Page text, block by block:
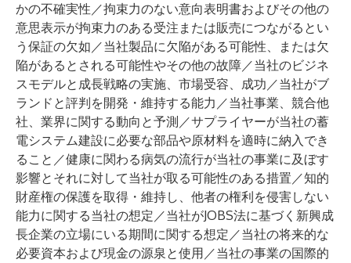
かの不確実性／拘束力のない意向表明書およびその他の
意思表示が拘束力のある受注または販売につながるとい
う保証の欠如／当社製品に欠陥がある可能性、または欠
陥があるとされる可能性やその他の故障／当社のビジネ
スモデルと成長戦略の実施、市場受容、成功／当社がブ
ランドと評判を開発・維持する能力／当社事業、競合他
社、業界に関する動向と予測／サプライヤーが当社の蓄
電システム建設に必要な部品や原材料を適時に納入でき
ること／健康に関わる病気の流行が当社の事業に及ぼす
影響とそれに対して当社が取る可能性のある措置／知的
財産権の保護を取得・維持し、他者の権利を侵害しない
能力に関する当社の想定／当社がJOBS法に基づく新興成
長企業の立場にいる期間に関する想定／当社の将来的な
必要資本および現金の源泉と使用／当社の事業の国際的